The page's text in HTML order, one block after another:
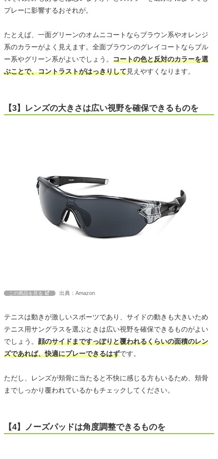
プレーに影響するおそれが。
たとえば、一面グリーンのオムニコートならブラウン系やオレンジ
系のカラーがよく見えます。全面ブラウンのグレイコートならブル
ー系やグリーン系がよいでしょう。 コートの色と反対のカラーを選
ぶことで、コントラストがはっきりして見えやすくなります。
【3】レンズの大きさは広い視野を確保できるものを
この商品を見る 出典：Amazon
テニスは動きが激しいスポーツであり、サイドの動きも大きいため
テニス用サングラスを選ぶときは広い視野を確保できるものがよい
でしょう。 顔のサイドまですっぽりと覆われるくらいの面積のレン
ズであれば、快適にプレーできるはずです。
ただし、レンズが頬骨に当たると不快に感じる方もいるため、頬骨
までしっかり覆われているかもチェックしてください。
【4】ノーズパッドは角度調整できるものを